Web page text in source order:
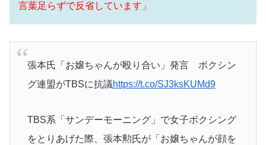
言葉足らずで反省しています」
張本氏「お嬢ちゃんが殴り合い」発言 ボクシン
グ連盟がTBSに抗議https://t.co/SJ3ksKUMd9
TBS系「サンデーモーニング」で女子ボクシング
をとりあげた際、張本勲氏が「お嬢ちゃんが顔を